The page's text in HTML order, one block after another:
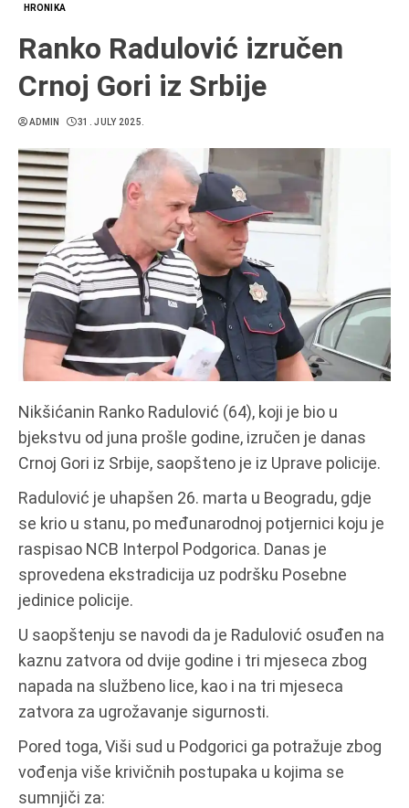
HRONIKA
Ranko Radulović izručen
Crnoj Gori iz Srbije
ADMIN 31. JULY 2025.
Nikšićanin Ranko Radulović (64), koji je bio u
bjekstvu od juna prošle godine, izručen je danas
Crnoj Gori iz Srbije, saopšteno je iz Uprave policije.
Radulović je uhapšen 26. marta u Beogradu, gdje
se krio u stanu, po međunarodnoj potjernici koju je
raspisao NCB Interpol Podgorica. Danas je
sprovedena ekstradicija uz podršku Posebne
jedinice policije.
U saopštenju se navodi da je Radulović osuđen na
kaznu zatvora od dvije godine i tri mjeseca zbog
napada na službeno lice, kao i na tri mjeseca
zatvora za ugrožavanje sigurnosti.
Pored toga, Viši sud u Podgorici ga potražuje zbog
vođenja više krivičnih postupaka u kojima se
sumnjiči za: